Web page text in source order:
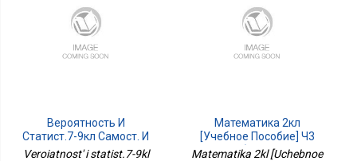
Вероятность И
Статист.7-9кл Самост. И
Контр. Базов
Veroiatnost' i statist.7-9kl
Математика 2кл
[Учебное Пособие] Ч3
Углуб. Уровень
Matematika 2kl [Uchebnoe